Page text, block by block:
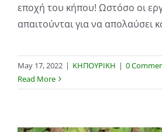
εποχή του κήπου! Ωστόσο οι
απαιτούνται για να απολαύσει
May 17, 2022 | ΚΗΠΟΥΡΙΚΗ | 0
Read More